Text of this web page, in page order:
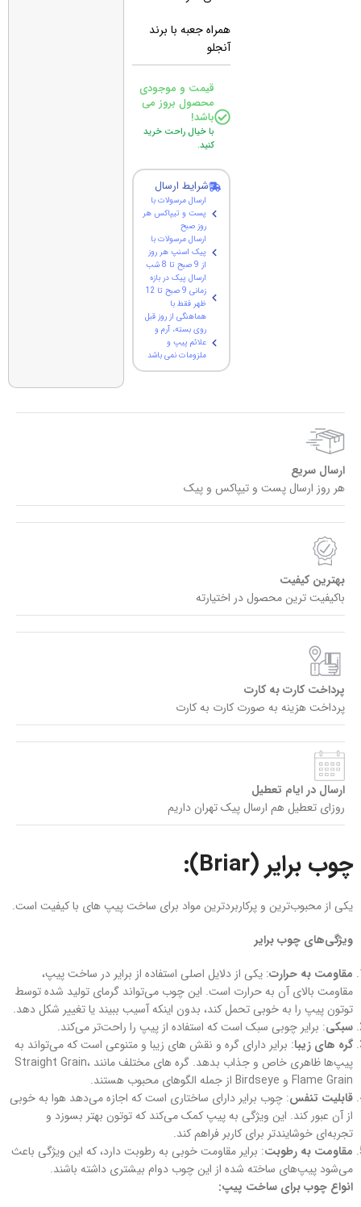
همراه جعبه با برند
آنجلو
قیمت و موجودی
محصول بروز می
باشد!
با خیال راحت خرید
کنید.
شرایط ارسال
ارسال مرسولات با
پست و تیپاکس هر
روز صبح
ارسال مرسولات با
پیک اسنپ هر روز
از 9 صبح تا 8 شب
ارسال پیک در بازه
زمانی 9 صبح تا 12
ظهر فقط با
هماهنگی از روز قبل
روی بسته، آرم و
علائم پیپ و
ملزومات نمی باشد
ارسال سریع
هر روز ارسال پست و تیپاکس و پیک
بهترین کیفیت
باکیفیت ترین محصول در اختیارته
پرداخت کارت به کارت
پرداخت هزینه به صورت کارت به کارت
ارسال در ایام تعطیل
روزای تعطیل هم ارسال پیک تهران داریم
چوب برایر (Briar):
یکی از محبوب‌ترین و پرکاربردترین مواد برای ساخت پیپ‌ های با کیفیت است.
ویژگی‌های چوب برایر
مقاومت به حرارت: یکی از دلایل اصلی استفاده از برایر در ساخت پیپ،
مقاومت بالای آن به حرارت است. این چوب می‌تواند گرمای تولید شده توسط
توتون پیپ را به خوبی تحمل کند، بدون اینکه آسیب ببیند یا تغییر شکل دهد.
سبکی: برایر چوبی سبک است که استفاده از پیپ را راحت‌تر می‌کند.
گره های زیبا: برایر دارای گره و نقش های زیبا و متنوعی است که می‌تواند به
پیپ‌ها ظاهری خاص و جذاب بدهد. گره های مختلف مانند Straight Grain،
Flame Grain و Birdseye از جمله الگوهای محبوب هستند.
قابلیت تنفس: چوب برایر دارای ساختاری است که اجازه می‌دهد هوا به خوبی
از آن عبور کند. این ویژگی به پیپ کمک می‌کند که توتون بهتر بسوزد و
تجربه‌ای خوشایندتر برای کاربر فراهم کند.
مقاومت به رطوبت: برایر مقاومت خوبی به رطوبت دارد، که این ویژگی باعث
می‌شود پیپ‌های ساخته شده از این چوب دوام بیشتری داشته باشند.
انواع چوب برای ساخت پیپ: